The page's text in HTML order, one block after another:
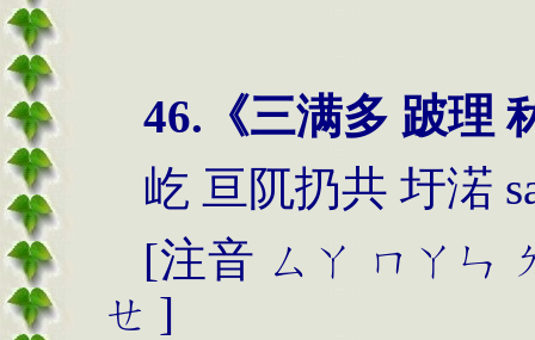
46. 《三满多 跛理
屹 亘阢扔共 圩渃
[注音 ㄙㄚ ㄇㄚㄣ
ㄝ ]